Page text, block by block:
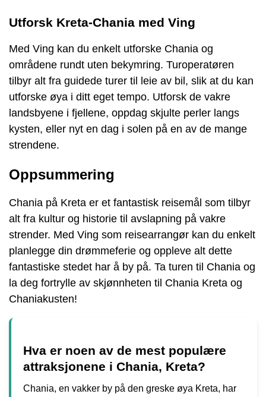
Utforsk Kreta-Chania med Ving
Med Ving kan du enkelt utforske Chania og
områdene rundt uten bekymring. Turoperatøren
tilbyr alt fra guidede turer til leie av bil, slik at du kan
utforske øya i ditt eget tempo. Utforsk de vakre
landsbyene i fjellene, oppdag skjulte perler langs
kysten, eller nyt en dag i solen på en av de mange
strendene.
Oppsummering
Chania på Kreta er et fantastisk reisemål som tilbyr
alt fra kultur og historie til avslapning på vakre
strender. Med Ving som reisearrangør kan du enkelt
planlegge din drømmeferie og oppleve alt dette
fantastiske stedet har å by på. Ta turen til Chania og
la deg fortrylle av skjønnheten til Chania Kreta og
Chaniakusten!
Hva er noen av de mest populære
attraksjonene i Chania, Kreta?
Chania, en vakker by på den greske øya Kreta, har